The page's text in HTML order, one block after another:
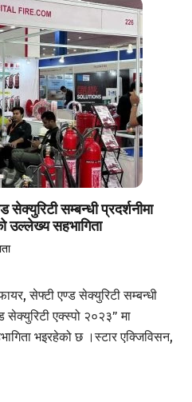
सेक्युरिटी सम्बन्धी प्रदर्शनीमा
उल्लेख्य सहभागिता
सेफ्टी एण्ड सेक्युरिटी सम्बन्धी
सेक्युरिटी एक्स्पो २०२३” मा
भइरहेको छ ।स्टार एक्जिविसन,